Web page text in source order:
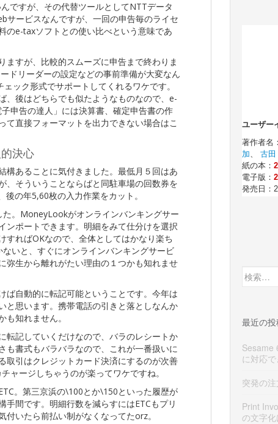
ですが、その代替ツールとしてNTTデータ
サービスなんですが、一回の申告毎のライセ
のe-taxソフトとの使い比べという意味であ
すが、比較的スムーズに申告まで終わりま
ドリーダーの設定などの事前準備が大変なん
ック形式でサポートしてくれるワケです。
、後はどちらでも似たようなものなので、e-
申告の達人」には決算書、確定申告書の作
直接フォーマットを出力できない場合はこ
決心
構あることに気付きました。最低月５回はあ
、そういうことならばと同駐車場の回数券を
の年5,60枚の入力作業をカット。
。MoneyLookがオンラインバンキングサー
ンポートできます。明細をみて仕分けを選択
すればOKなので、全体としてはかなり楽ち
いと、すぐにオンラインバンキングサービ
弥生から離れがたい理由の１つかも知れませ
ば自動的に転記可能ということです。今年は
と思います。携帯電話の引きと落としなんか
知れません。
転記していくだけなので、バラのレシートか
も書式もバラバラなので、これが一番扱いに
取引はクレジットカード決済にするのが次善
ャージしちゃうのが楽ってワケですね。
。第三京浜の\100とか\150といった履歴が
間です。明細行数を減らすにはETCもプリ
いたら前払い制がなくなってたorz。
検
索:
最近の
Sesame
に対応
突発の
Print
の文字